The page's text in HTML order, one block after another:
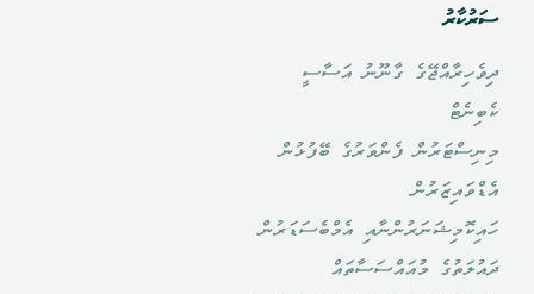
ސަރުކާރު
ދިވެހިރާއްޖޭގެ ގާނޫނު އަސާސީ
ކެބިނެޓް
މިނިސްޓަރުން ފެންވަރުގެ ބޭފުޅުން
އެޑްވައިޒަރުން
ހައިކޮމިޝަނަރުންނާއި އެމްބެސަޑަރުން
ދައުލަތުގެ މުއައްސަސާތައް